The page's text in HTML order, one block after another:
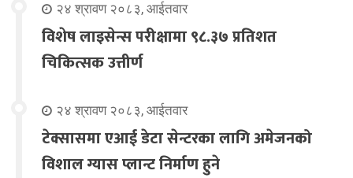
२४ श्रावण २०८३, आईतवार
विशेष लाइसेन्स परीक्षामा ९८.३७ प्रतिशत
चिकित्सक उत्तीर्ण
२४ श्रावण २०८३, आईतवार
टेक्सासमा एआई डेटा सेन्टरका लागि अमेजनको
विशाल ग्यास प्लान्ट निर्माण हुने